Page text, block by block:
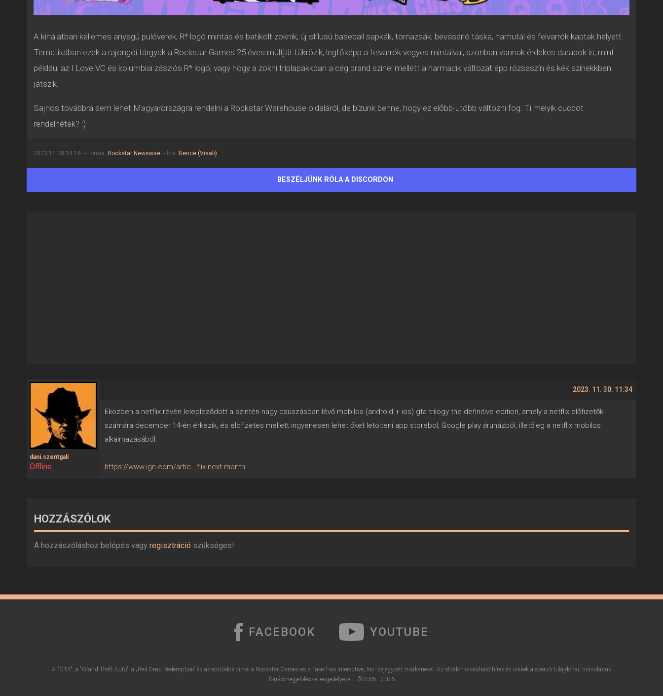
A kínálatban kellemes anyagú pulóverek, R* logó mintás és batikolt zoknik, új stílusú baseball sapkák, tornazsák, bevásárló táska, hamutál és felvarrók kaptak helyett.
Tematikában ezek a rajongói tárgyak a Rockstar Games 25 éves múltját tükrözik, legfőképp a felvarrók vegyes mintáival, azonban vannak érdekes darabok is, mint
például az I Love VC és kolumbiai zászlós R* logó, vagy hogy a zokni triplapakkban a cég brand színei mellett a harmadik változat épp rózsaszín és kék színekkben
játszik.
Sajnos továbbra sem lehet Magyarországra rendelni a Rockstar Warehouse oldaláról, de bízunk benne, hogy ez előbb-utóbb változni fog. Ti melyik cuccot
rendelnétek? :)
2023.11.28 19:18 ▪ Forrás: Rockstar Newswire▪ Írta: Bence (Visali)
BESZÉLJÜNK RÓLA A DISCORDON
dani.szentgali
Offline
2023. 11. 30. 11:34
Eközben a netflix révén lelepleződött a szintén nagy csúszásban lévő mobilos (android + ios) gta trilogy the definitive edition, amely a netflix előfizetők
számára december 14-én érkezik, és elofizetes mellett ingyenesen lehet őket letolteni app storebol, Google play áruházból, illetőleg a netflix mobilos
alkalmazásából.
https://www.ign.com/artic...flix-next-month
HOZZÁSZÓLOK
A hozzászóláshoz belépés vagy regisztráció szükséges!
FACEBOOK YOUTUBE
A "GTA", a "Grand Theft Auto", a „Red Dead Redemption” és az epizódok címei a Rockstar Games és a Take-Two Interactive, Inc. bejegyzett márkanevei. Az oldalon olvasható hírek és cikkek a szerző tulajdonai, másolásuk
forrásmegjelöléssel engedélyezett. ©2005 - 2026